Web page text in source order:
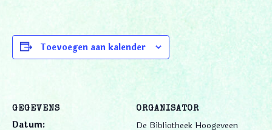
Toevoegen aan kalender
GEGEVENS
Datum:
ORGANISATOR
De Bibliotheek Hoogeveen